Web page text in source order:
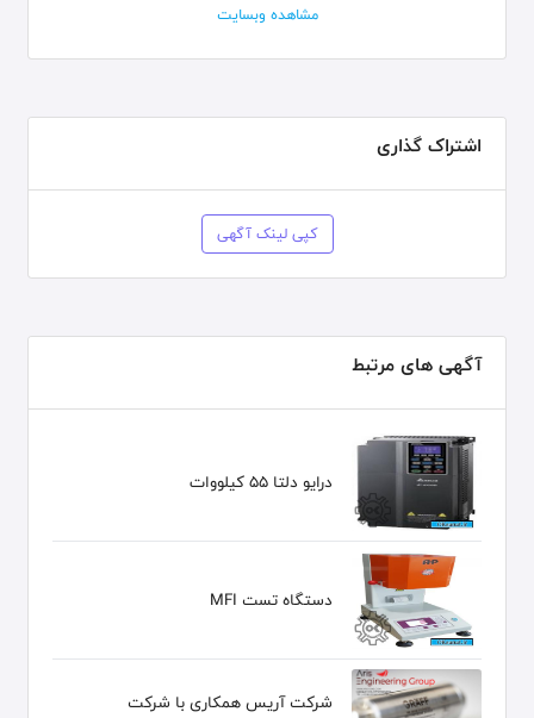
مشاهده وبسایت
اشتراک گذاری
کپی لینک آگهی
آگهی های مرتبط
درایو دلتا 55 کیلووات
دستگاه تست MFI
شرکت آریس همکاری با شرکت